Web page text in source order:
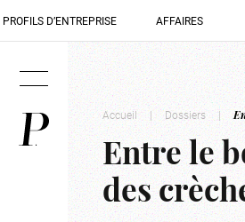
PROFILS D’ENTREPRISE AFFAIRES
Accueil | Dossiers |
Entre le
des